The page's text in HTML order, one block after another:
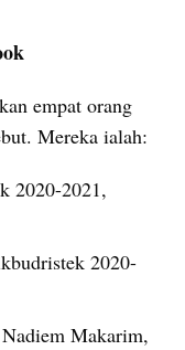
empat orang
Mereka ialah:
2020-2021,
2020-
Makarim,